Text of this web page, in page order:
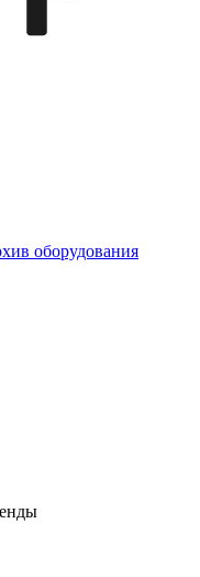
оборудования